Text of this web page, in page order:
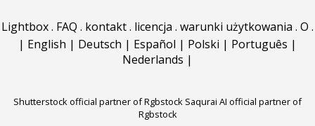
Lightbox. FAQ . kontakt. licencja . warunki użytkowania . O .
| English | Deutsch | Español | Polski | Português |
Nederlands |
Shutterstock official partner of Rgbstock Saqurai AI official partner of
Rgbstock